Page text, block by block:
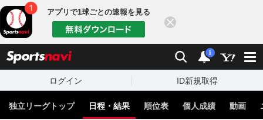
アプリで1球ごとの速報を見る
検索 通知
i
ログイン ID新規取得
独立リーグトップ 日程・結果 順位表 個人成績 動画